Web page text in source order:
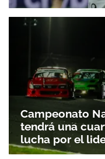
Campeonato
tendrá una
lucha por el